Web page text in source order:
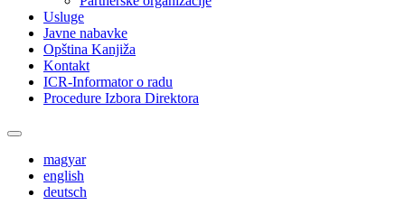
Usluge
Javne nabavke
Opština Kanjiža
Kontakt
ICR-Informator o radu
Procedure Izbora Direktora
magyar
english
deutsch